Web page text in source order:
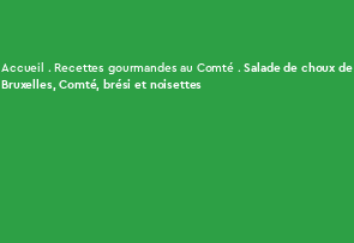
Accueil Recettes gourmandes au Comté
Salade de choux de
Bruxelles, Comté, brési et noisettes